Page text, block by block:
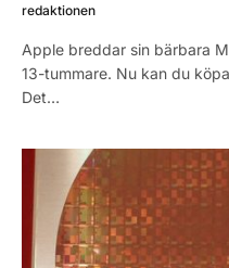
redaktionen
Apple breddar sin bärbara
13-tummare. Nu kan du
Det…